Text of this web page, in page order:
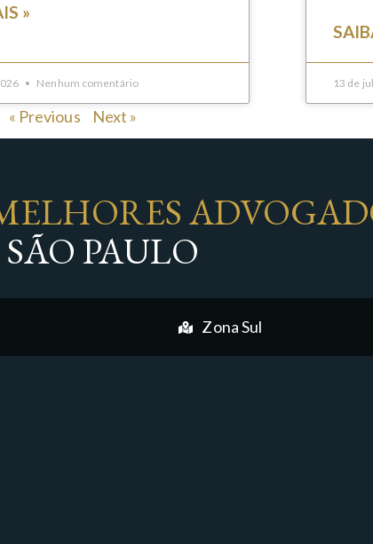
»
Nenhum comentário 13 de
« Previous Next »
PAULO
Zona Sul